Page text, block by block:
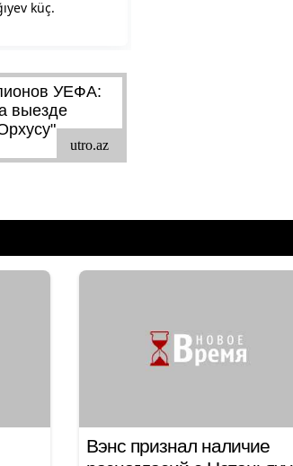
Вэнс признал наличие